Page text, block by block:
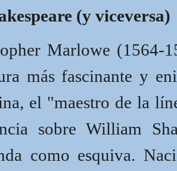
(y viceversa)
Marlowe (1564-
más fascinante y
el "maestro de la
sobre William
como esquiva.